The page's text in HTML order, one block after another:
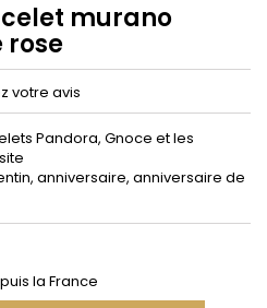
murano
votre avis
Pandora, Gnoce et les
anniversaire, anniversaire de
la France